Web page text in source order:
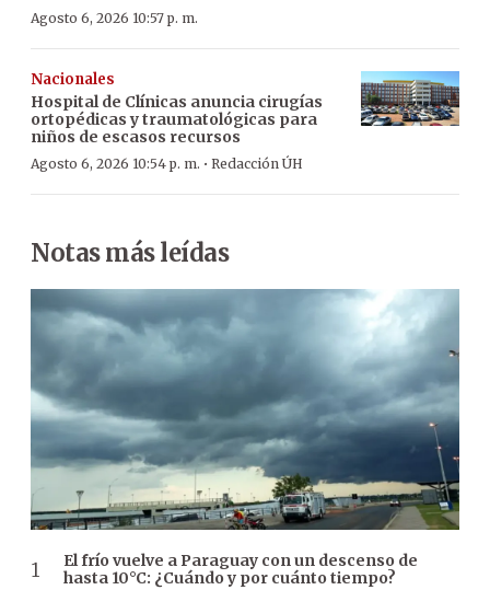
Agosto 6, 2026 10:57 p. m.
Nacionales
Hospital de Clínicas anuncia cirugías
ortopédicas y traumatológicas para
niños de escasos recursos
Agosto 6, 2026 10:54 p. m. · Redacción ÚH
Notas más leídas
El frío vuelve a Paraguay con un descenso de
hasta 10°C: ¿Cuándo y por cuánto tiempo?